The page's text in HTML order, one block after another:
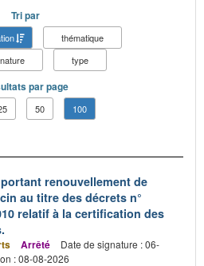
Tri par
thématique
type
par page
50 100
renouvellement de
au titre des décrets n°
relatif à la certification des
Arrêté
Date de signature : 06-
: 08-08-2026